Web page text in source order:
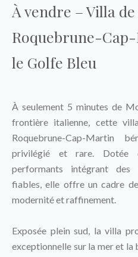
À vendre – Villa de
Roquebrune-
le Golfe Bleu
À seulement 5 minutes de
frontière italienne, cette
Roquebrune-Cap-Martin
privilégié et rare. Dotée
performants intégrant des
fiables, elle offre un cadre
modernité et raffinement.
Exposée plein sud, la villa
exceptionnelle sur la mer et